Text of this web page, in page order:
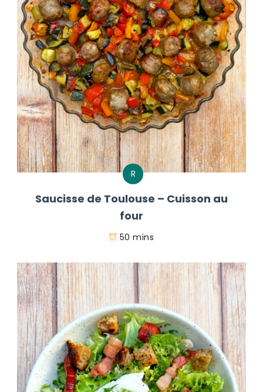
R
Saucisse de Toulouse – Cuisson au
four
50 mins